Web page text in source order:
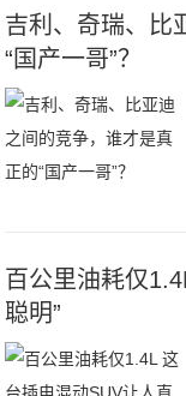
吉利、奇瑞、比
“国产一哥”？
百公里油耗仅
聪明”